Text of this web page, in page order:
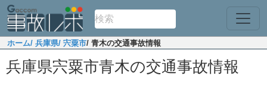
ホーム/ 兵庫県/ 宍粟市/ 青木の交通事故情報
兵庫県宍粟市青木の交通事故情報